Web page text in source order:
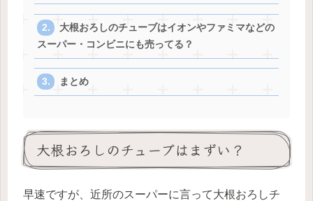
大根おろしのチューブはイオンやファミマなどの
スーパー・コンビニにも売ってる？
まとめ
大根おろしのチューブはまずい？
早速ですが、近所のスーパーに言って大根おろしチ